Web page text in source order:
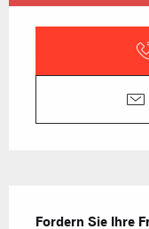
Fordern Sie Ihre